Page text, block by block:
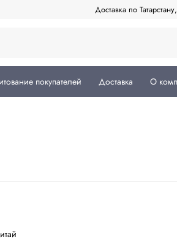
Доставка по
покупателей Доставка О